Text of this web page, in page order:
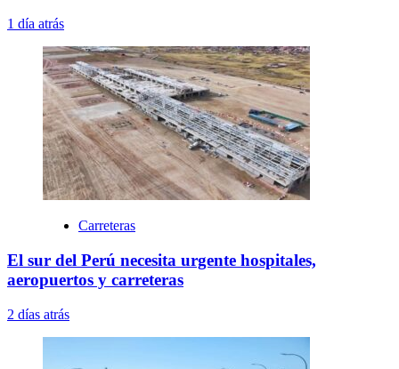
1 día atrás
Carreteras
El sur del Perú necesita urgente hospitales,
aeropuertos y carreteras
2 días atrás